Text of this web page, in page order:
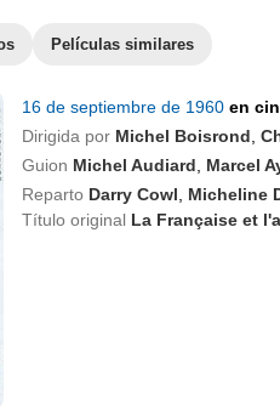
Películas similares
16 de septiembre de 1960 en
Dirigida por Michel Boisrond
Guion Michel Audiard
Marcel
Reparto Darry Cowl Micheline
Título original La Française et